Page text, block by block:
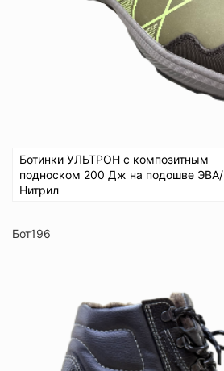
Ботинки УЛЬТРОН с композитным
подноском 200 Дж на подошве ЭВА/
Нитрил
Бот196